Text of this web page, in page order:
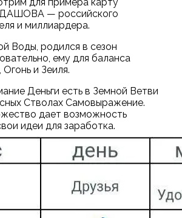
— российского
и миллиардера.
Воды, родился в сезон
ему для баланса
и Зеиля.
Деньги есть в Земной Ветви
Стволах Самовыражение.
дает возможность
идеи для заработка.